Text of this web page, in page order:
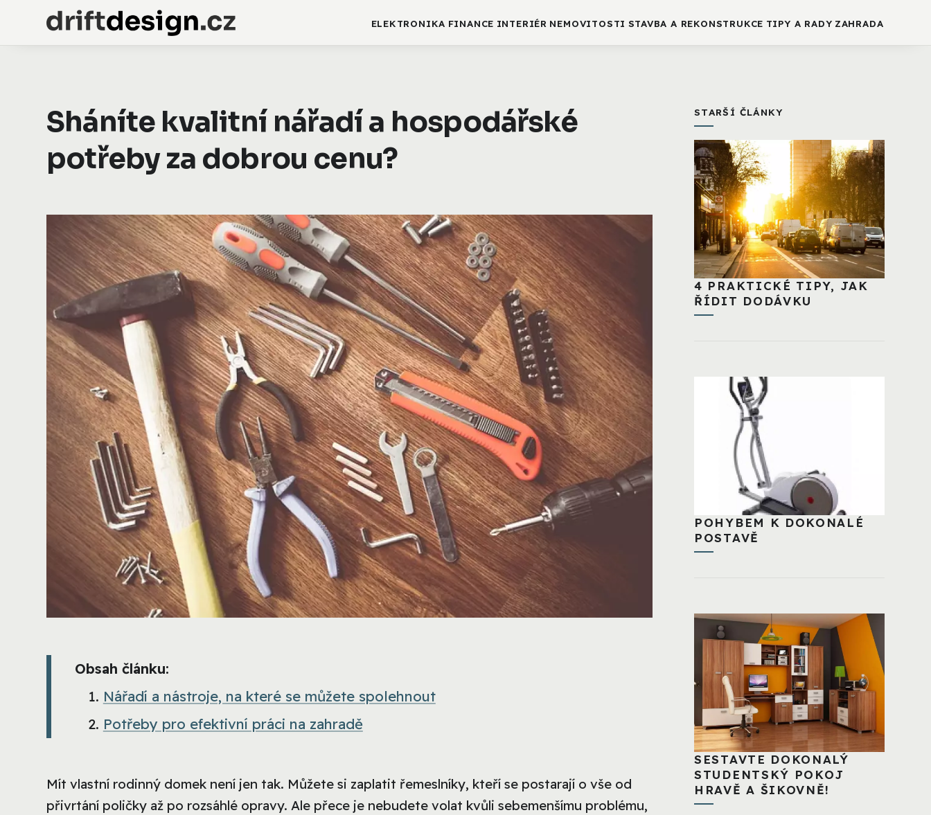
ELEKTRONIKA FINANCE INTERIÉR NEMOVITOSTI STAVBA A REKONSTRUKCE TIPY A RADY ZAHRADA
Sháníte kvalitní nářadí a hospodářské
potřeby za dobrou cenu?
Obsah článku:
Nářadí a nástroje, na které se můžete spolehnout
Potřeby pro efektivní práci na zahradě
Mít vlastní rodinný domek není jen tak. Můžete si zaplatit řemeslníky, kteří se postarají o vše od
přivrtání poličky až po rozsáhlé opravy. Ale přece je nebudete volat kvůli sebemenšímu problému,
STARŠÍ ČLÁNKY
4 PRAKTICKÉ TIPY, JAK
ŘÍDIT DODÁVKU
POHYBEM K DOKONALÉ
POSTAVĚ
SESTAVTE DOKONALÝ
STUDENTSKÝ POKOJ
HRAVĚ A ŠIKOVNĚ!